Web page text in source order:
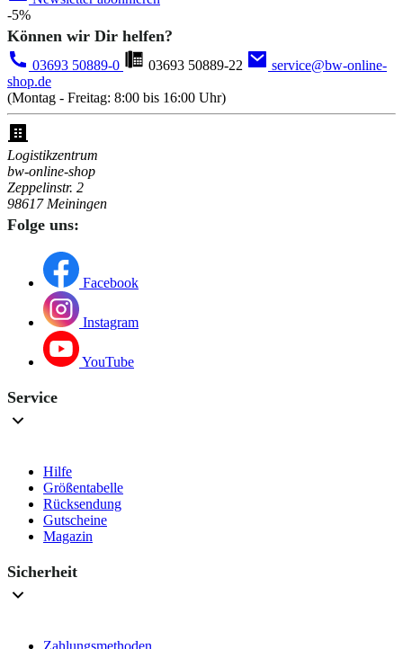
-5%
Können wir Dir helfen?
03693 50889-0 03693 50889-22
service@bw-online-
shop.de
(Montag - Freitag: 8:00 bis 16:00 Uhr)
Logistikzentrum
bw-online-shop
Zeppelinstr. 2
98617 Meiningen
Folge uns:
Facebook
Instagram
YouTube
Service
Hilfe
Größentabelle
Rücksendung
Gutscheine
Magazin
Sicherheit